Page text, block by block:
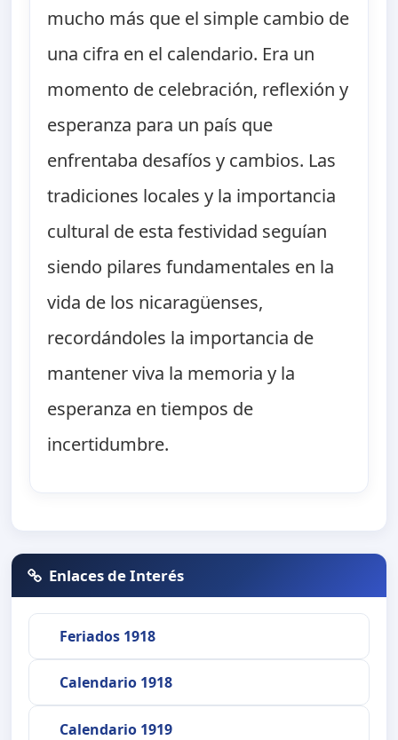
mucho más que el simple cambio de
una cifra en el calendario. Era un
momento de celebración, reflexión y
esperanza para un país que
enfrentaba desafíos y cambios. Las
tradiciones locales y la importancia
cultural de esta festividad seguían
siendo pilares fundamentales en la
vida de los nicaragüenses,
recordándoles la importancia de
mantener viva la memoria y la
esperanza en tiempos de
incertidumbre.
Enlaces de Interés
Feriados 1918
Calendario 1918
Calendario 1919